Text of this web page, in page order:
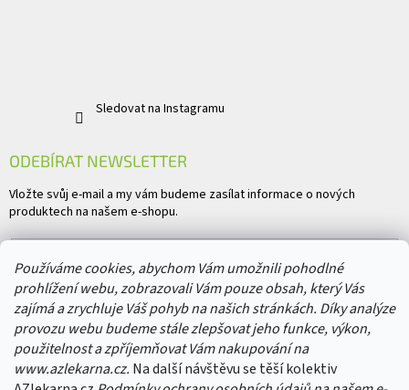
Používáme cookies, abychom Vám umožnili pohodlné
prohlížení webu, zobrazovali Vám pouze obsah, který Vás
zajímá a zrychluje Váš pohyb na našich stránkách. Díky analýze
provozu webu budeme stále zlepšovat jeho funkce, výkon,
použitelnost a zpříjemňovat Vám nakupování na
www.azlekarna.cz. Na další návštěvu se těší kolektiv
Sledovat na Instagramu
ODEBÍRAT NEWSLETTER
Vložte svůj e-mail a my vám budeme zasílat informace o nových
produktech na našem e-shopu.
Vložením e-mailu souhlasíte spodmínkami ochrany osobních údajů
PŘIHLÁSIT SE